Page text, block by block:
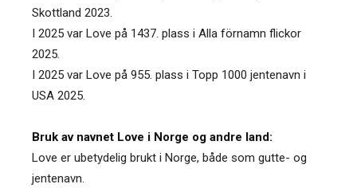
Skottland 2023.
I 2025 var Love på 1437. plass i Alla förnamn flickor
2025.
I 2025 var Love på 955. plass i Topp 1000 jentenavn i
USA 2025.
Bruk av navnet Love i Norge og andre land:
Love er ubetydelig brukt i Norge, både som gutte- og
jentenavn.